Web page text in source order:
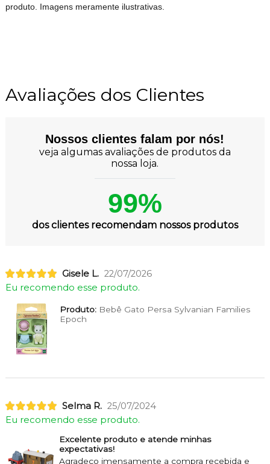
produto. Imagens meramente ilustrativas.
Avaliações dos Clientes
Nossos clientes falam por nós!
veja algumas avaliações de produtos da
nossa loja.
99%
dos clientes recomendam nossos produtos
Gisele L. 22/07/2026
Eu recomendo esse produto.
Produto:Bebê Gato Persa Sylvanian Families
Epoch
Selma R. 25/07/2024
Eu recomendo esse produto.
Excelente produto e atende minhas
expectativas!
Agradeço imensamente a compra recebida e